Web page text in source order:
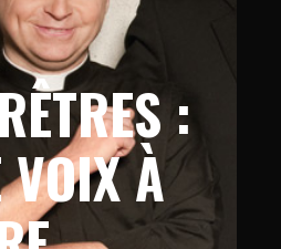
:
VOIX À